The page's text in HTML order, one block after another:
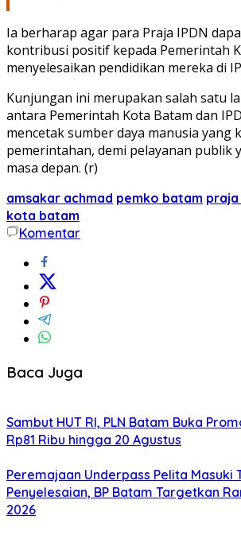
Ia berharap agar para Praja IPDN
kontribusi positif kepada Pemerintah
menyelesaikan pendidikan mereka di
Kunjungan ini merupakan salah satu
antara Pemerintah Kota Batam dan
mencetak sumber daya manusia yang
pemerintahan, demi pelayanan publik
masa depan. (r)
amsakar achmad pemko batam praja
kota batam
Komentar
Baca Juga
Sambut HUT RI, PLN Batam Buka
Rp81 Ribu hingga 20 Agustus
Peremajaan Underpass Pelita Masuki
Penyelesaian, BP Batam Targetkan
2026